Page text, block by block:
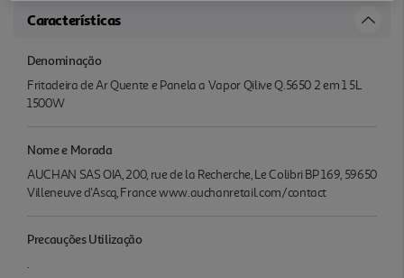
Características
Denominação
Fritadeira de Ar Quente e Panela a Vapor Qilive Q.5650 2 em 1 5L
1500W
Nome e Morada
AUCHAN SAS OIA, 200, rue de la Recherche, Le Colibri BP 169, 59650
Villeneuve d'Ascq, France www.auchanretail.com/contact
Precauções Utilização
.